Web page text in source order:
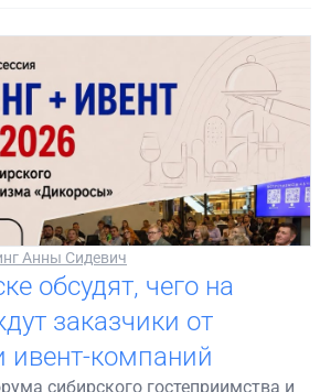
Анны Сидевич
обсудят, чего на
заказчики от
ивент-компаний
сибирского гостеприимства и